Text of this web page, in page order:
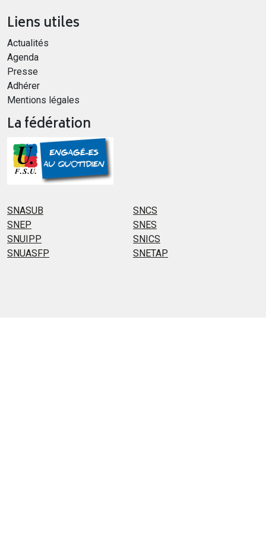
Liens utiles
Actualités
Agenda
Presse
Adhérer
Mentions légales
La fédération
SNASUB
SNCS
SNEP
SNES
SNUIPP
SNICS
SNUASFP
SNETAP